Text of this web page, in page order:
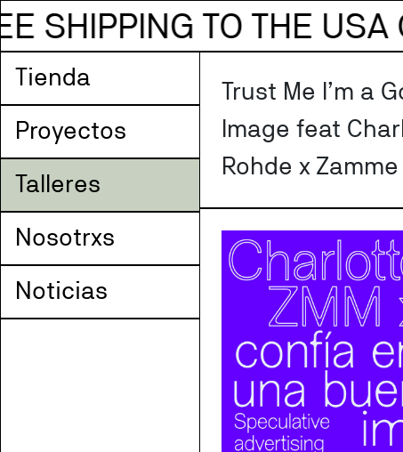
WORLDWIDE SHIPPING
Tienda
Proyectos
Talleres
Nosotrxs
Noticias
Trust Me I’m a
Image feat
Rohde x Zamme